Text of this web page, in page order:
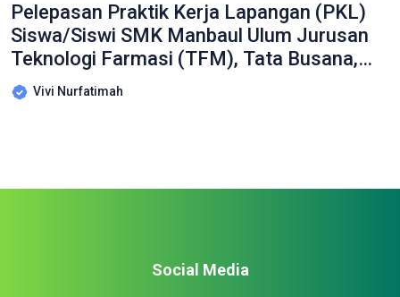
Pelepasan Praktik Kerja Lapangan (PKL)
Siswa/Siswi SMK Manbaul Ulum Jurusan
Teknologi Farmasi (TFM), Tata Busana,
MPLB, TJKT dan DKV Tahun Pelajaran
2024/2025
Vivi Nurfatimah
Social Media